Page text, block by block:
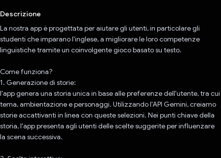
Descrizione
La nostra app è progettata per aiutare gli utenti, in particolare gli
studenti che imparano l'inglese, a migliorare le loro competenze
linguistiche tramite un coinvolgente gioco basato su testo.
Come funziona?
1. Generazione di storie:
l'app genera una storia unica in base alle preferenze dell'utente, tra cui
tema, ambientazione e personaggi. Utilizzando l'API Gemini, creiamo
storie accattivanti in linea con queste selezioni. Nei punti chiave della
storia, l'app presenta agli utenti delle scelte suggerite per influenzare
la scena successiva.